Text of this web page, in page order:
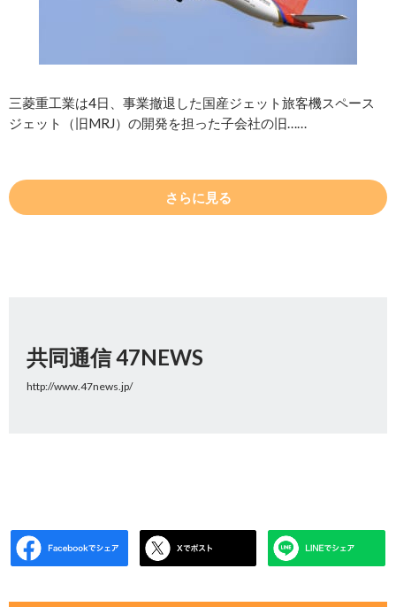
三菱重工業は4日、事業撤退した国産ジェット旅客機スペース
ジェット（旧MRJ）の開発を担った子会社の旧……
さらに見る
共同通信 47NEWS
http://www.47news.jp/